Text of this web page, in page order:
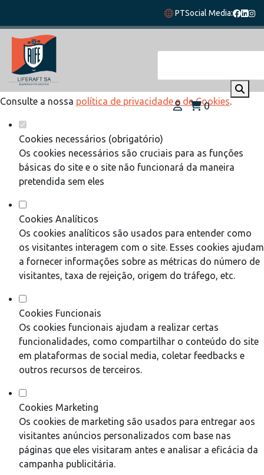
Defina as suas preferências de cookies
para este website.
Este website utiliza cookies estritamente necessários,
analíticos e funcionais, para lhe oferecer uma boa experiência
de navegação e acesso a todas as funcionalidades.
Consulte a nossa política de privacidade e de Cookies.
Cookies necessários (obrigatório)
Os cookies necessários são cruciais para as funções
básicas do site e o site não funcionará da maneira
pretendida sem eles
Cookies Analíticos
Os cookies analíticos são usados para entender como
os visitantes interagem com o site. Esses cookies ajudam
a fornecer informações sobre as métricas do número de
visitantes, taxa de rejeição, origem do tráfego, etc.
Cookies Funcionais
Os cookies funcionais ajudam a realizar certas
funcionalidades, como compartilhar o conteúdo do site
em plataformas de social media, coletar feedbacks e
outros recursos de terceiros.
Cookies Marketing
Os cookies de marketing são usados para entregar aos
visitantes anúncios personalizados com base nas
páginas que eles visitaram antes e analisar a eficácia da
campanha publicitária.
PTSocial Media:
0